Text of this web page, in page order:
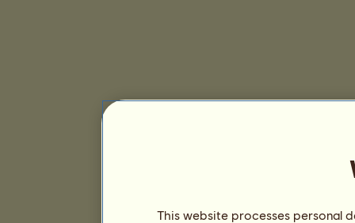
This website processes personal